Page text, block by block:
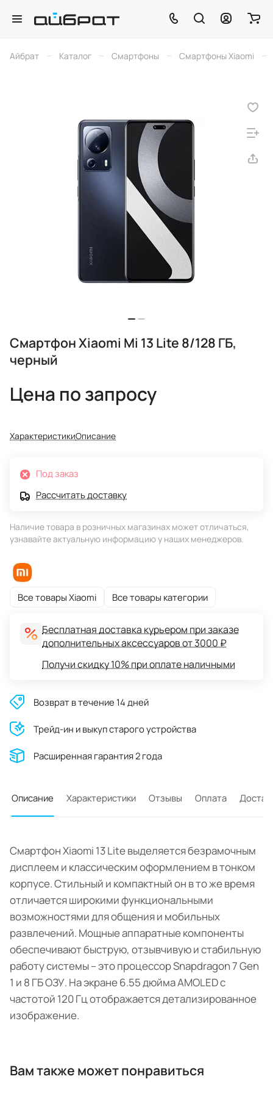
Айбрат – Каталог – Смартфоны – Смартфоны Xiaomi –
Смартфон Xiaomi Mi 13 Lite 8/128 ГБ,
черный
Цена по запросу
ХарактеристикиОписание
Под заказ
Рассчитать доставку
Наличие товара в розничных магазинах может отличаться,
узнавайте актуальную информацию у наших менеджеров.
Все товары Xiaomi Все товары категории
Бесплатная доставка курьером при заказе
дополнительных аксессуаров от 3000 ₽
Получи скидку 10% при оплате наличными
Возврат в течение 14 дней
Трейд-ин и выкуп старого устройства
Расширенная гарантия 2 года
Описание Характеристики Отзывы Оплата
Смартфон Xiaomi 13 Lite выделяется безрамочным
дисплеем и классическим оформлением в тонком
корпусе. Стильный и компактный он в то же время
отличается широкими функциональными
возможностями для общения и мобильных
развлечений. Мощные аппаратные компоненты
обеспечивают быструю, отзывчивую и стабильную
работу системы – это процессор Snapdragon 7 Gen
1 и 8 ГБ ОЗУ. На экране 6.55 дюйма AMOLED с
частотой 120 Гц отображается детализированное
изображение.
Вам также может понравиться